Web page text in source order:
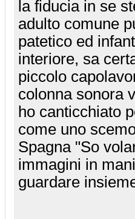
la fiducia in se
adulto comune
patetico ed
interiore, sa
piccolo
colonna sonora
ho canticchiato
come uno
Spagna "So
immagini in
guardare